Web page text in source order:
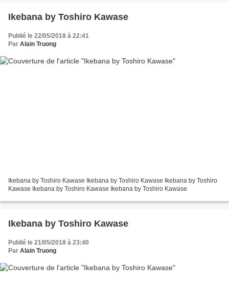
Ikebana by Toshiro Kawase
Publié le 22/05/2018 à 22:41
Par Alain Truong
Ikebana by Toshiro Kawase Ikebana by Toshiro Kawase Ikebana by Toshiro
Kawase Ikebana by Toshiro Kawase Ikebana by Toshiro Kawase
Ikebana by Toshiro Kawase
Publié le 21/05/2018 à 23:40
Par Alain Truong